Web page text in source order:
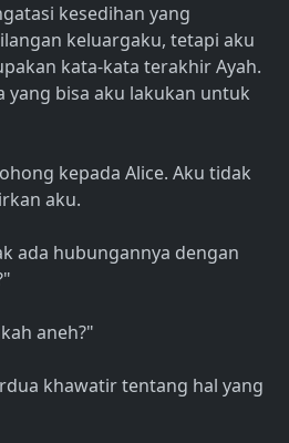
kesedihan yang
keluargaku, tetapi aku
kata-kata terakhir Ayah.
yang bisa aku lakukan untuk
kepada Alice. Aku tidak
aku.
ada hubungannya dengan
aneh?"
khawatir tentang hal yang